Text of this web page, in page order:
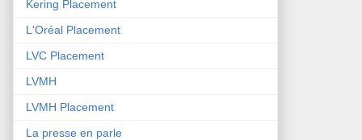
Kering Placement
L'Oréal Placement
LVC Placement
LVMH
LVMH Placement
La presse en parle